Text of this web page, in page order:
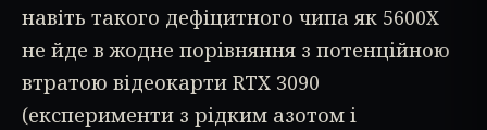
навіть такого дефіцитного чипа як 5600X
не йде в жодне порівняння з потенційною
втратою відеокарти RTX 3090
(експерименти з рідким азотом і